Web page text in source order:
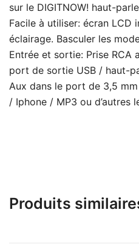
sur le DIGITNOW! haut-
Facile à utiliser: écran LCD
éclairage. Basculer les
Entrée et sortie: Prise RCA
port de sortie USB / haut-
Aux dans le port de 3,5
/ Iphone / MP3 ou d’autres
Produits